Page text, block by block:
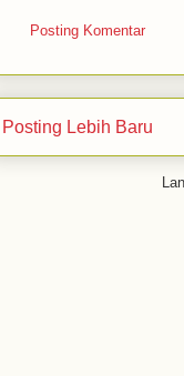
Posting Komentar
Posting Lebih Baru